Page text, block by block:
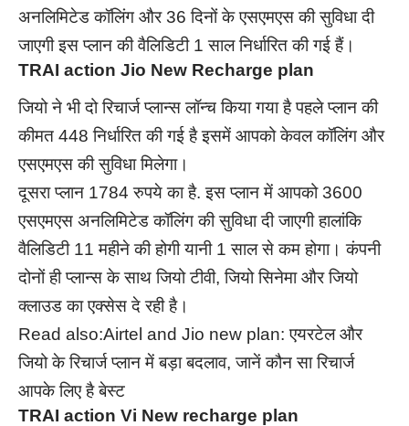
अनलिमिटेड कॉलिंग और 36 दिनों के एसएमएस की सुविधा दी
जाएगी इस प्लान की वैलिडिटी 1 साल निर्धारित की गई हैं।
TRAI action Jio New Recharge plan
जियो ने भी दो रिचार्ज प्लान्स लॉन्च किया गया है पहले प्लान की
कीमत 448 निर्धारित की गई है इसमें आपको केवल कॉलिंग और
एसएमएस की सुविधा मिलेगा।
दूसरा प्लान 1784 रुपये का है. इस प्लान में आपको 3600
एसएमएस अनलिमिटेड कॉलिंग की सुविधा दी जाएगी हालांकि
वैलिडिटी 11 महीने की होगी यानी 1 साल से कम होगा। कंपनी
दोनों ही प्लान्स के साथ जियो टीवी, जियो सिनेमा और जियो
क्लाउड का एक्सेस दे रही है।
Read also:Airtel and Jio new plan: एयरटेल और
जियो के रिचार्ज प्लान में बड़ा बदलाव, जानें कौन सा रिचार्ज
आपके लिए है बेस्ट
TRAI action Vi New recharge plan